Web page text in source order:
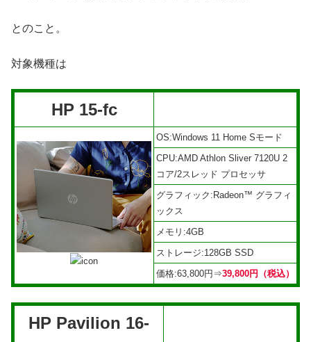
とのこと。
対象機種は
HP 15-fc
OS:Windows 11 Home Sモード
CPU:AMD Athlon Sliver 7120U 2
コア/2スレッド プロセッサ
グラフィック:Radeon™ グラフィ
ックス
メモリ:4GB
ストレージ:128GB SSD
価格:63,800円⇒39,800円（税込）
HP Pavilion 16-